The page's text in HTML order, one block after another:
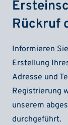
Rückruf
Informieren
Erstellung
Adresse und
Registrierung
unserem
durchgeführt.